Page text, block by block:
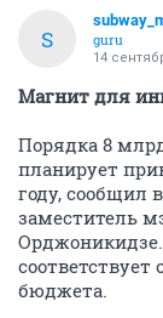
S
guru
14
Магнит для
Порядка 8
планирует
году, сообщил
заместитель
бюджета.